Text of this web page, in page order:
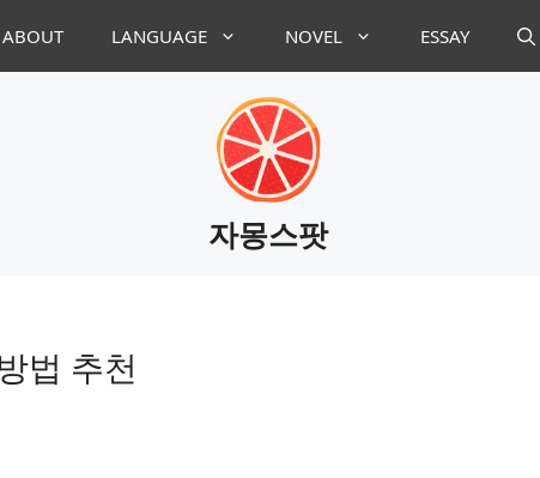
ABOUT LANGUAGE NOVEL ESSAY
자몽스팟
법 추천